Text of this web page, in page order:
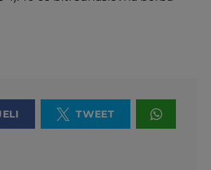
TWEET